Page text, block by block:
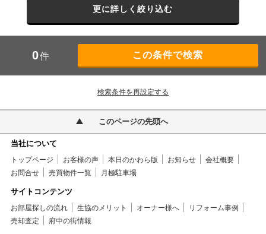
更に詳しく絞り込む
0件
検索条件を再設定する
このページの先頭へ
当社について
トップページ お客様の声 本日のかわら版 お知らせ
会社概要
お問合せ
売買物件一覧 月極駐車場
サイトコンテンツ
お部屋探しの流れ 生協のメリット オーナー様へ
リフォーム事例
売却査定
府中の街情報